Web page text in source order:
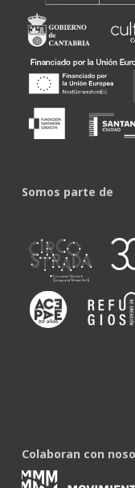
Somos parte de
Colaboran con